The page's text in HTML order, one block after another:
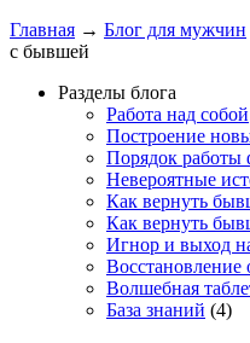
Главная → Блог для мужчин
с бывшей
Разделы блога
Работа над собой
Построение
Порядок работы
Невероятные
Как вернуть
Как вернуть
Игнор и выход
Волшебная
База знаний (4)